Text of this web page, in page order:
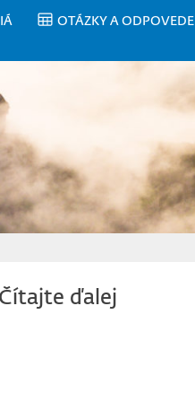
OTÁZKY A ODPOVEDE
ďalej